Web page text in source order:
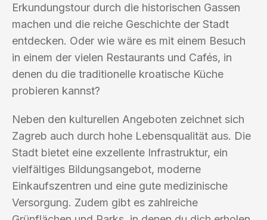
Erkundungstour durch die historischen Gassen
machen und die reiche Geschichte der Stadt
entdecken. Oder wie wäre es mit einem Besuch
in einem der vielen Restaurants und Cafés, in
denen du die traditionelle kroatische Küche
probieren kannst?
Neben den kulturellen Angeboten zeichnet sich
Zagreb auch durch hohe Lebensqualität aus. Die
Stadt bietet eine exzellente Infrastruktur, ein
vielfältiges Bildungsangebot, moderne
Einkaufszentren und eine gute medizinische
Versorgung. Zudem gibt es zahlreiche